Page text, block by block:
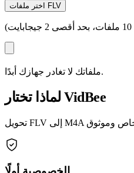
اختر ملفات FLV
ملفاتك لا تغادر جهازك أبدًا.
لماذا تختار VidBee